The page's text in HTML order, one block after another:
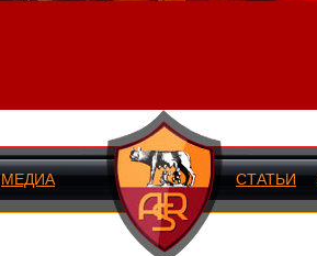
МЕДИА СТАТЬИ